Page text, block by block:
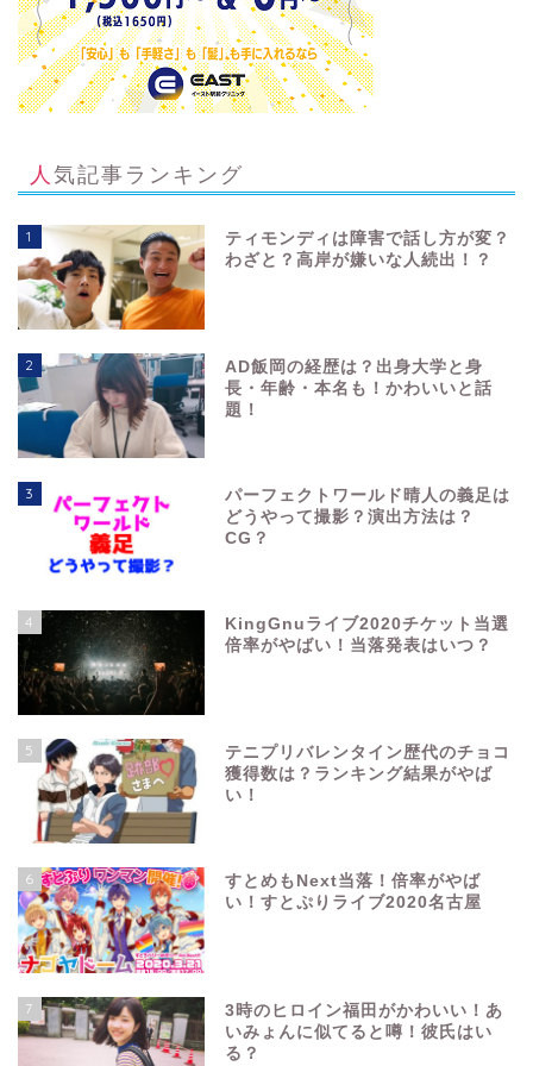
人気記事ランキング
1
ティモンディは障害で話し方が変？
わざと？高岸が嫌いな人続出！？
2
AD飯岡の経歴は？出身大学と身
長・年齢・本名も！かわいいと話
題！
3
パーフェクトワールド晴人の義足は
どうやって撮影？演出方法は？
CG？
4
KingGnuライブ2020チケット当選
倍率がやばい！当落発表はいつ？
5
テニプリバレンタイン歴代のチョコ
獲得数は？ランキング結果がやば
い！
6
すとめもNext当落！倍率がやば
い！すとぷりライブ2020名古屋
7
3時のヒロイン福田がかわいい！あ
いみょんに似てると噂！彼氏はい
る？